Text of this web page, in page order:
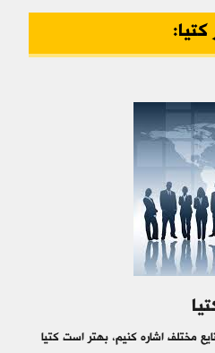
کتیا:
مختلف اشاره کنیم، بهتر است کتیا